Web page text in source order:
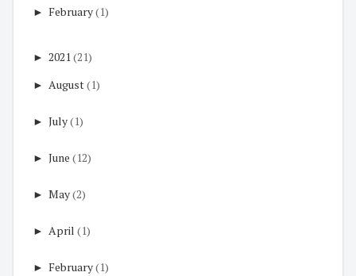
► February(1)
► 2021 (21)
► August(1)
► July(1)
► June (12)
► May(2)
► April (1)
► February(1)